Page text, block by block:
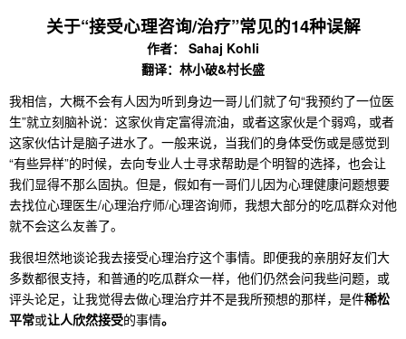
关于“接受心理咨询/治疗”常见的14种误解
作者：
Sahaj Kohli
翻译：林小破&村长盛
我相信，大概不会有人因为听到身边一哥儿们就了句“我预约了一位医
生”就立刻脑补说：这家伙肯定富得流油，或者这家伙是个弱鸡，或者
这家伙估计是脑子进水了。一般来说，当我们的身体受伤或是感觉到
“有些异样”的时候，去向专业人士寻求帮助是个明智的选择，也会让
我们显得不那么固执。但是，假如有一哥们儿因为心理健康问题想要
去找位心理医生/心理治疗师/心理咨询师，我想大部分的吃瓜群众对他
就不会这么友善了。
我很坦然地谈论我去接受心理治疗这个事情。即便我的亲朋好友们大
多数都很支持，和普通的吃瓜群众一样，他们仍然会问我些问题，或
评头论足，让我觉得去做心理治疗并不是我所预想的那样，是件稀松
平常或让人欣然接受的事情。